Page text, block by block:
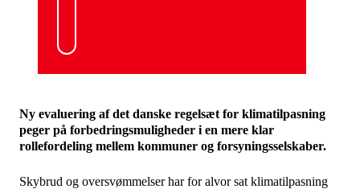
Ny evaluering af det danske regelsæt for klimatilpasning
peger på forbedringsmuligheder i en mere klar
rollefordeling mellem kommuner og forsyningsselskaber.
Skybrud og oversvøm­melser har for alvor sat klimatilpasning